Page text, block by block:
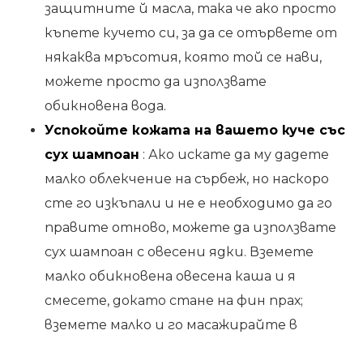
защитните й масла, така че ако просто
къпете кучето си, за да се отървете от
някаква мръсотия, която той се нави,
можете просто да използвате
обикновена вода.
Успокойте кожата на вашето куче със
сух шампоан : Ако искате да му дадете
малко облекчение на сърбеж, но наскоро
сте го изкъпали и не е необходимо да го
правите отново, можете да използвате
сух шампоан с овесени ядки. Вземете
малко обикновена овесена каша и я
смесете, докато стане на фин прах;
вземете малко и го масажирайте в